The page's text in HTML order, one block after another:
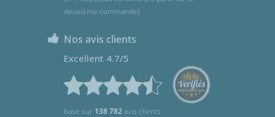
deuxième commande)
Nos avis clients
Excellent 4.7/5
basé sur 138 782avis clients